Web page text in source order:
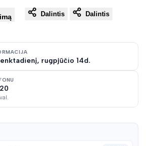
Dalintis Dalintis
rugpjūčio 14d.